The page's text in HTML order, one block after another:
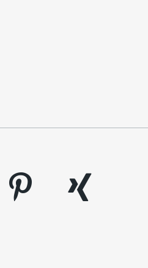
pinterest
xing